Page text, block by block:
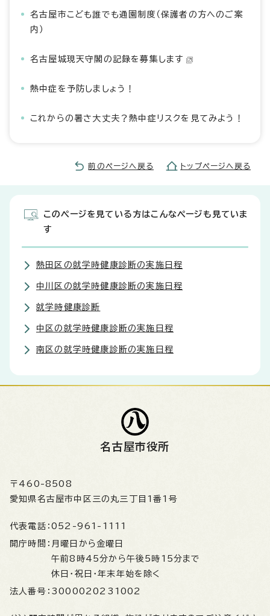
名古屋市こども誰でも通園制度（保護者の方へのご案
内）
名古屋城現天守閣の記録を募集します
熱中症を予防しましょう！
これからの暑さ大丈夫？熱中症リスクを見てみよう！
前のページへ戻る トップページへ戻る
このページを見ている方はこんなページも見ていま
す
熱田区の就学時健康診断の実施日程
中川区の就学時健康診断の実施日程
就学時健康診断
中区の就学時健康診断の実施日程
南区の就学時健康診断の実施日程
名古屋市役所
〒460-8508
愛知県名古屋市中区三の丸三丁目1番1号
代表電話： 052-961-1111
開庁時間： 月曜日から金曜日
午前8時45分から午後5時15分まで
休日・祝日・年末年始を除く
法人番号： 3000020231002